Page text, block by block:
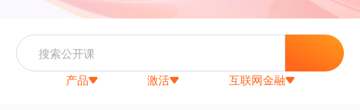
产品 激活 互联网金融